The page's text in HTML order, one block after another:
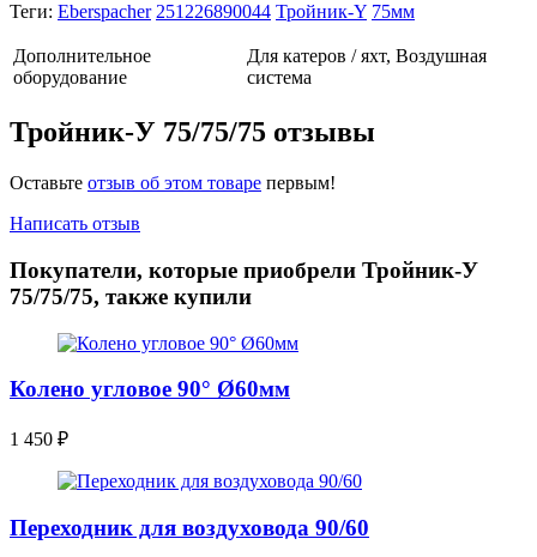
Теги: Eberspacher 251226890044 Тройник-Y 75мм
Дополнительное
оборудование
Для катеров / яхт, Воздушная
система
Тройник-У 75/75/75 отзывы
Оставьте отзыв об этом товаре первым!
Написать отзыв
Покупатели, которые приобрели Тройник-У
75/75/75, также купили
Колено угловое 90° Ø60мм
1 450 ₽
Переходник для воздуховода 90/60